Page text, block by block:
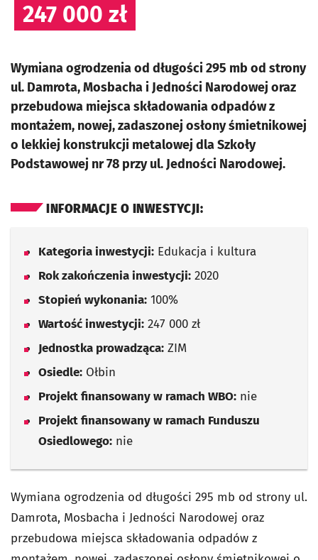
247 000 zł
Wymiana ogrodzenia od długości 295 mb od strony
ul. Damrota, Mosbacha i Jedności Narodowej oraz
przebudowa miejsca składowania odpadów z
montażem, nowej, zadaszonej osłony śmietnikowej
o lekkiej konstrukcji metalowej dla Szkoły
Podstawowej nr 78 przy ul. Jedności Narodowej.
INFORMACJE O INWESTYCJI:
Kategoria inwestycji: Edukacja i kultura
Rok zakończenia inwestycji: 2020
Stopień wykonania: 100%
Wartość inwestycji: 247 000 zł
Jednostka prowadząca: ZIM
Osiedle: Ołbin
Projekt finansowany w ramach WBO: nie
Projekt finansowany w ramach Funduszu
Osiedlowego: nie
Wymiana ogrodzenia od długości 295 mb od strony ul.
Damrota, Mosbacha i Jedności Narodowej oraz
przebudowa miejsca składowania odpadów z